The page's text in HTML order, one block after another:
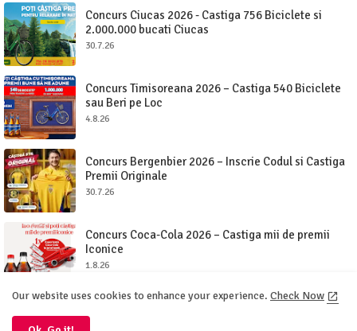
Concurs Ciucas 2026 - Castiga 756 Biciclete si
2.000.000 bucati Ciucas
30.7.26
Concurs Timisoreana 2026 – Castiga 540 Biciclete
sau Beri pe Loc
4.8.26
Concurs Bergenbier 2026 – Inscrie Codul si Castiga
Premii Originale
30.7.26
Concurs Coca-Cola 2026 – Castiga mii de premii
Iconice
1.8.26
Our website uses cookies to enhance your experience. Check Now